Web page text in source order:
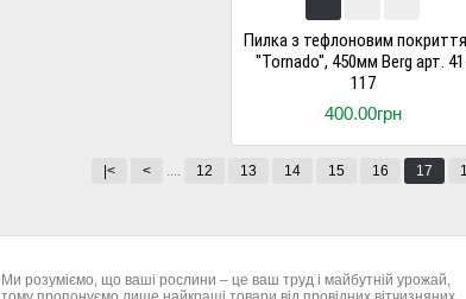
Пилка з тефлоновим
"Tornado", 450мм Berg арт.
117
400.00грн
|< < .... 12 13 14 15 16 17
Ми розуміємо, що ваші рослини – це ваш труд і майбутній урожай,